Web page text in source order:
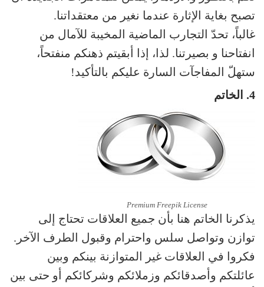
تصبح بغاية الإثارة عندما نغير من معتقداتنا.
غالباً، تحدّ التجارب الماضية المخيبة للآمال من
انفتاحنا و بصيرتنا. لذا، إذا أبقيتم ذهنكم منفتحاً،
ستهلّ المفاجآت السارة عليكم بالتأكيد!
4. الخاتم
Premium Freepik License
يذكرنا الخاتم هنا بأن جميع العلاقات تحتاج إلى
توازن وتواصل سلس واحترام وقبول الطرف الآخر.
فكروا في العلاقات غير المتوازنة بينكم وبين
عائلتكم وأصدقائكم وزملائكم وشركائكم أو حتى بين